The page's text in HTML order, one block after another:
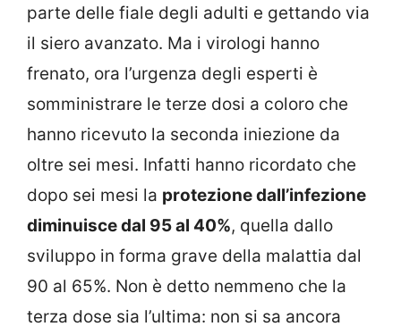
parte delle fiale degli adulti e gettando via
il siero avanzato. Ma i virologi hanno
frenato, ora l’urgenza degli esperti è
somministrare le terze dosi a coloro che
hanno ricevuto la seconda iniezione da
oltre sei mesi. Infatti hanno ricordato che
dopo sei mesi la protezione dall’infezione
diminuisce dal 95 al 40%, quella dallo
sviluppo in forma grave della malattia dal
90 al 65%. Non è detto nemmeno che la
terza dose sia l’ultima: non si sa ancora